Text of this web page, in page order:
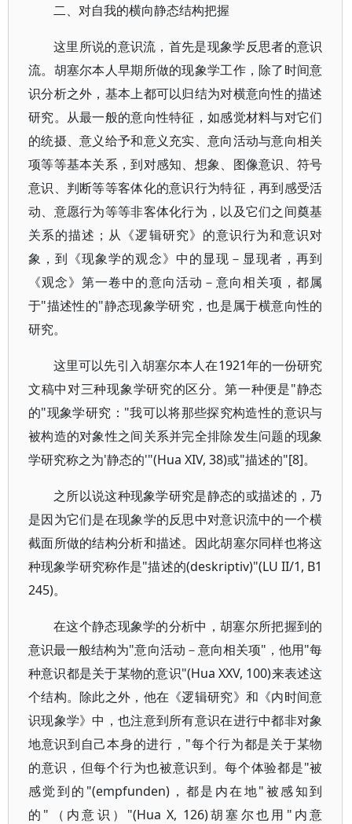
二、对自我的横向静态结构把握
这里所说的意识流，首先是现象学反思者的意识
流。胡塞尔本人早期所做的现象学工作，除了时间意
识分析之外，基本上都可以归结为对横意向性的描述
研究。从最一般的意向性特征，如感觉材料与对它们
的统摄、意义给予和意义充实、意向活动与意向相关
项等等基本关系，到对感知、想象、图像意识、符号
意识、判断等等客体化的意识行为特征，再到感受活
动、意愿行为等等非客体化行为，以及它们之间奠基
关系的描述；从《逻辑研究》的意识行为和意识对
象，到《现象学的观念》中的显现－显现者，再到
《观念》第一卷中的意向活动－意向相关项，都属
于"描述性的"静态现象学研究，也是属于横意向性的
研究。
这里可以先引入胡塞尔本人在1921年的一份研究
文稿中对三种现象学研究的区分。第一种便是"静态
的"现象学研究："我可以将那些探究构造性的意识与
被构造的对象性之间关系并完全排除发生问题的现象
学研究称之为'静态的'"(Hua XIV, 38)或"描述的"[8]。
之所以说这种现象学研究是静态的或描述的，乃
是因为它们是在现象学的反思中对意识流中的一个横
截面所做的结构分析和描述。因此胡塞尔同样也将这
种现象学研究称作是"描述的(deskriptiv)"(LU II/1, B1
245)。
在这个静态现象学的分析中，胡塞尔所把握到的
意识最一般结构为"意向活动－意向相关项"，他用"每
种意识都是关于某物的意识"(Hua XXV, 100)来表述这
个结构。除此之外，他在《逻辑研究》和《内时间意
识现象学》中，也注意到所有意识在进行中都非对象
地意识到自己本身的进行，"每个行为都是关于某物
的意识，但每个行为也被意识到。每个体验都是"被
感觉到的"(empfunden)，都是内在地"被感知到
的"（内意识）"(Hua X, 126)胡塞尔也用"内意